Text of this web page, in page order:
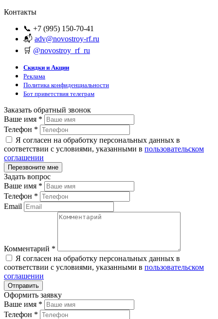
Контакты
📞 +7 (995) 150-70-41
📬 adv@novostroy-rf.ru
🛒 @novostroy_rf_ru
Скидки и Акции
Реклама
Политика конфиденциальности
Бот приветствия телеграм
Заказать обратный звонок
Ваше имя *
Телефон *
Я согласен на обработку персональных данных в
соответствии с условиями, указанными в пользовательском
соглашении
Задать вопрос
Ваше имя *
Телефон *
Email
Комментарий *
Я согласен на обработку персональных данных в
соответствии с условиями, указанными в пользовательском
соглашении
Оформить заявку
Ваше имя *
Телефон *